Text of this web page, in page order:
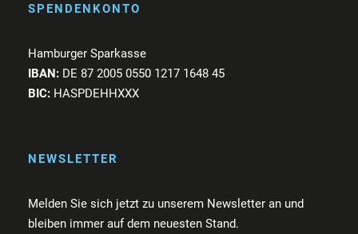
SPENDENKONTO
Hamburger Sparkasse
IBAN: DE 87 2005 0550 1217 1648 45
BIC: HASPDEHHXXX
NEWSLETTER
Melden Sie sich jetzt zu unserem Newsletter an und
bleiben immer auf dem neuesten Stand.